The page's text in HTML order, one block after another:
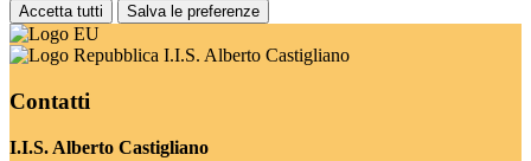
Accetta tutti Salva le preferenze
I.I.S. Alberto Castigliano
Contatti
I.I.S. Alberto Castigliano